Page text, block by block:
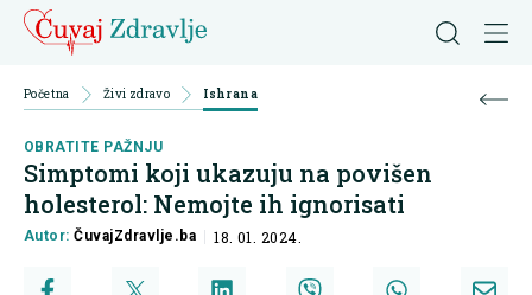
Početna Živi zdravo Ishrana
OBRATITE PAŽNJU
Simptomi koji ukazuju na povišen
holesterol: Nemojte ih ignorisati
Autor:ČuvajZdravlje.ba 18. 01. 2024.